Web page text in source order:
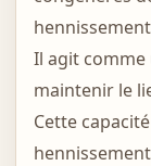
Il agit comme
maintenir le
Cette